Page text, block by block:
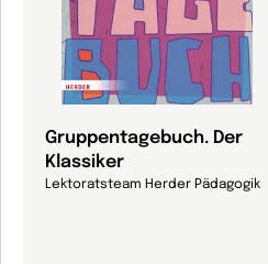
Gruppentagebuch. Der
Klassiker
Lektoratsteam Herder Pädagogik